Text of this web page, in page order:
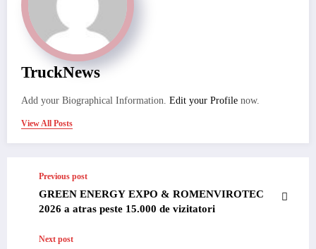
TruckNews
Add your Biographical Information. Edit your Profile now.
View All Posts
Previous post
GREEN ENERGY EXPO & ROMENVIROTEC
2026 a atras peste 15.000 de vizitatori
Next post